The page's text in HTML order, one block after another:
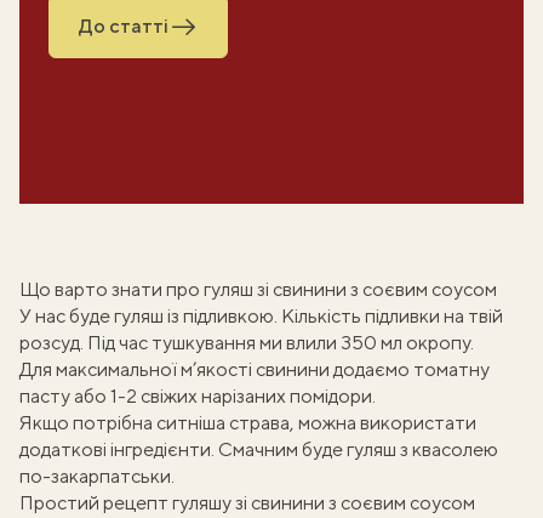
До статті
Що варто знати про гуляш зі свинини з соєвим соусом
У нас будегуляш із підливкою. Кількість підливки на твій
розсуд. Під час тушкування ми влили 350 мл окропу.
Для максимальної м’якості свинини додаємо томатну
пасту або 1-2 свіжих нарізаних помідори.
Якщо потрібна ситніша страва, можна використати
додаткові інгредієнти. Смачним будегуляш з квасолею
по-закарпатськи.
Простий рецепт гуляшу зі свинини з соєвим соусом